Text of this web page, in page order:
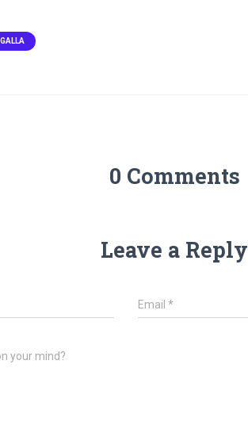
0 Comments
Leave a Reply
Email*
your mind?